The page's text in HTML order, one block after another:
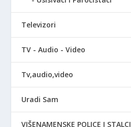
Televizori
TV - Audio - Video
Tv,audio,video
Uradi Sam
VIŠENAMENSKE POLICE I STALCI